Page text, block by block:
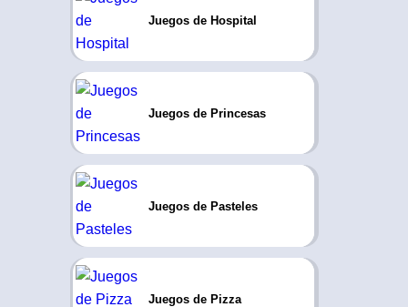
Juegos de Hospital
Juegos de Princesas
Juegos de Pasteles
Juegos de Pizza